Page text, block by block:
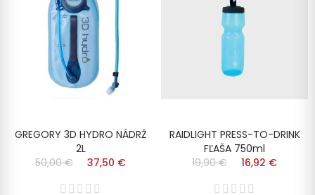
GREGORY 3D HYDRO NÁDRŽ
2L
50,00 €
37,50 €
RAIDLIGHT PRESS-TO-DRINK
FĽAŠA 750ml
19,90 €
16,92 €